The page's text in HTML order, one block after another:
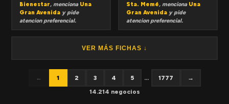
Bienestar, menciona Una
Gran Avenida y pide
atencion preferencial.
Sta. Memé, menciona Una
Gran Avenida y pide
atencion preferencial.
VER MÁS FICHAS ↓
← 1 2 3 4 5 ... 1777
→
14.214 negocios